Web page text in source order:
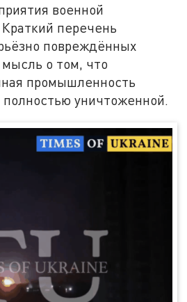
военной
перечень
повреждённых
о том, что
промышленность
полностью уничтоженной.